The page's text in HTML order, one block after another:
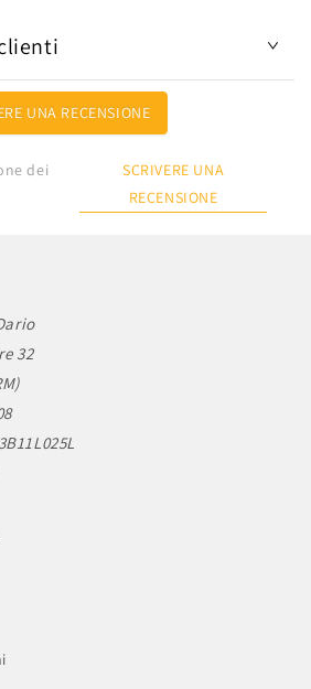
UNA RECENSIONE
dei
SCRIVERE UNA
RECENSIONE
32